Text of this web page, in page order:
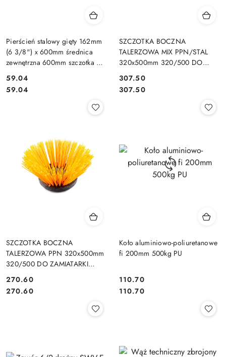
Pierścień stalowy gięty 162mm
(6 3/8") x 600mm średnica
zewnętrzna 600mm szczotka do
Cena:
59.04
Cena:
59.04
SZCZOTKA BOCZNA
TALERZOWA MIX PPN/STAL
320x500mm 320/500 DO
ZAMIATAREK
Cena:
307.50
Cena:
307.50
SZCZOTKA BOCZNA
TALERZOWA PPN 320x500mm
320/500 DO ZAMIATARKI
ZAMIATAREK
Cena:
270.60
Cena:
270.60
Koło aluminiowo-poliuretanowe
fi 200mm 500kg PU
Cena:
110.70
Cena:
110.70